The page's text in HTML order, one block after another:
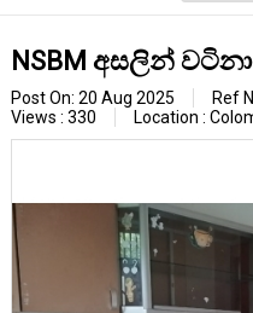
NSBM අසලින්
Post On: 20 Aug 2025
Ref
Views : 330
Location :